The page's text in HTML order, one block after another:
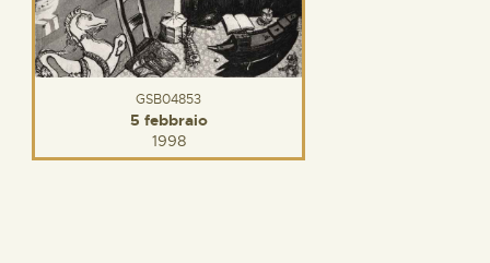
GSB04853
5 febbraio
1998